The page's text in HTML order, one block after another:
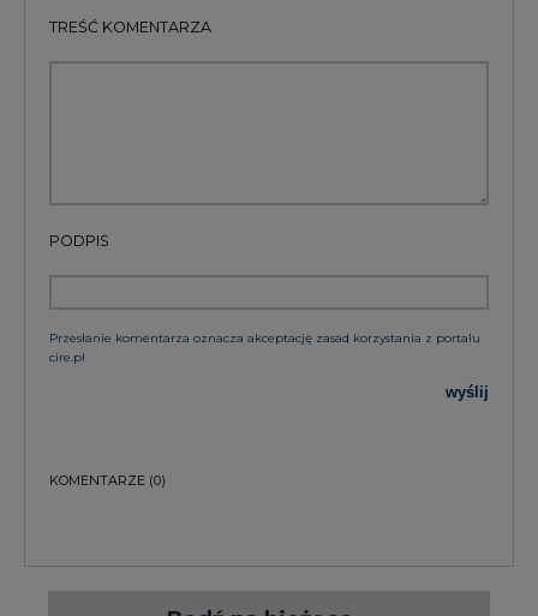
TREŚĆ KOMENTARZA
PODPIS
Przesłanie komentarza oznacza akceptację zasad korzystania z portalu
cire.pl
wyślij
KOMENTARZE (0)